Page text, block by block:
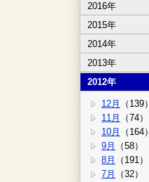
2016年
2015年
2014年
2013年
2012年
12月
（139）
11月
（74）
10月
（164）
9月
（58）
8月
（191）
7月
（32）